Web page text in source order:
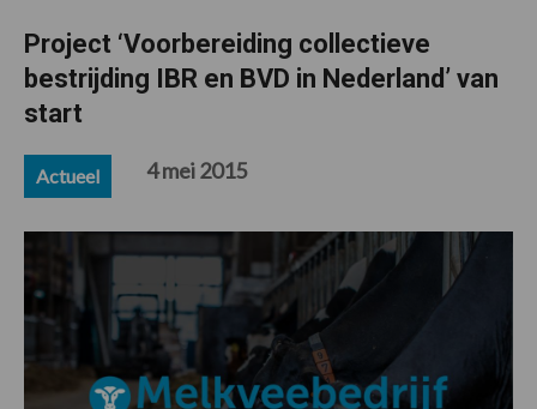
Project ‘Voorbereiding collectieve
bestrijding IBR en BVD in Nederland’ van
start
Actueel 4 mei 2015